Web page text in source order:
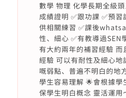
數學 物理 化學長期全級
成績證明 ✅跟功課 ✅預習
供相關練習 ✅課後
性、細心 ✅有教導過SEN學
有大約兩年的補習經驗 而
經驗 可以有耐性及細心地
嘅弱點、普遍不明白的地
學生容易理解 🌟會根據學
保學生明白概念 靈活運用